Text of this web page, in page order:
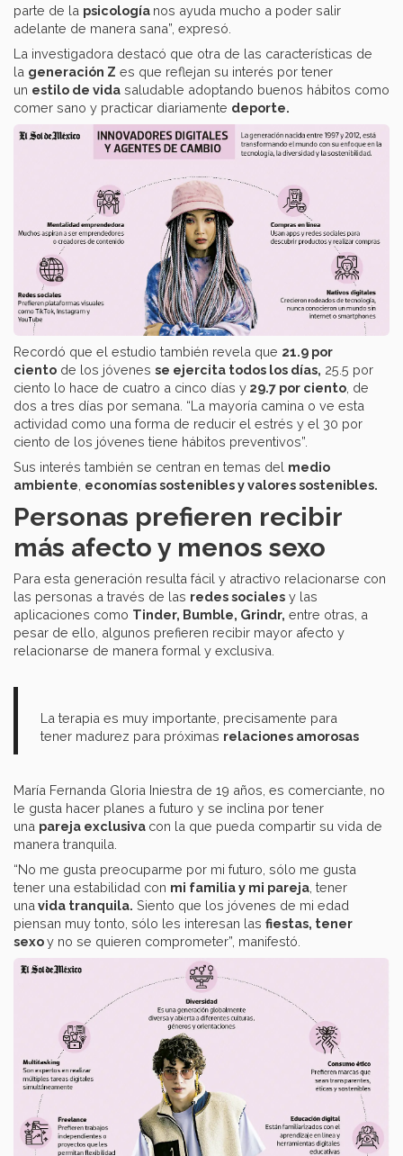
parte de la psicología nos ayuda mucho a poder salir
adelante de manera sana”, expresó.
La investigadora destacó que otra de las características de
la generación Z es que reflejan su interés por tener
un estilo de vida saludable adoptando buenos hábitos como
comer sano y practicar diariamente deporte.
Recordó que el estudio también revela que 21.9 por
ciento de los jóvenes se ejercita todos los días, 25.5 por
ciento lo hace de cuatro a cinco días y 29.7 por ciento , de
dos a tres días por semana. “La mayoría camina o ve esta
actividad como una forma de reducir el estrés y el 30 por
ciento de los jóvenes tiene hábitos preventivos”.
Sus interés también se centran en temas del medio
ambiente economías sostenibles y valores sostenibles.
Personas prefieren recibir
más afecto y menos sexo
Para esta generación resulta fácil y atractivo relacionarse con
las personas a través de las redes sociales y las
aplicaciones como Tinder, Bumble, Grindr, entre otras, a
pesar de ello, algunos prefieren recibir mayor afecto y
relacionarse de manera formal y exclusiva.
La terapia es muy importante, precisamente para
tener madurez para próximas relaciones amorosas
María Fernanda Gloria Iniestra de 19 años, es comerciante, no
le gusta hacer planes a futuro y se inclina por tener
una pareja exclusiva con la que pueda compartir su vida de
manera tranquila.
“No me gusta preocuparme por mi futuro, sólo me gusta
tener una estabilidad con mi familia y mi pareja , tener
una vida tranquila. Siento que los jóvenes de mi edad
piensan muy tonto, sólo les interesan las fiestas, tener
sexoy no se quieren comprometer”, manifestó.